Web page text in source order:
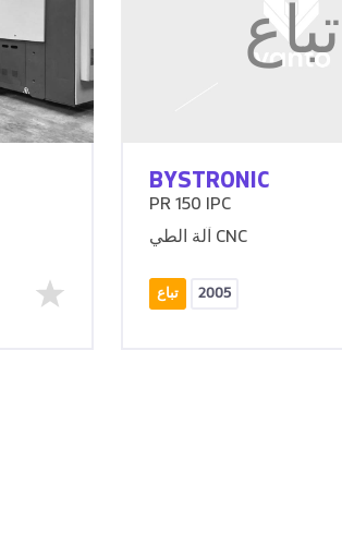
تباع
BYSTRONIC
PR 150 IPC
آلة الطي CNC
تباع 2005